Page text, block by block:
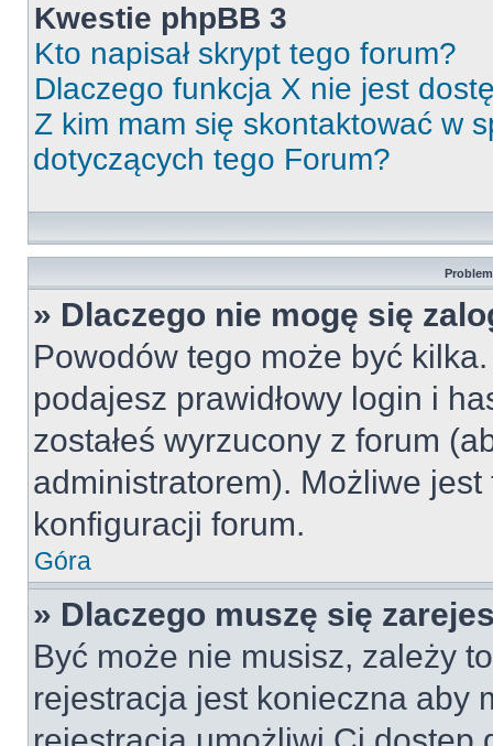
Kwestie phpBB 3
Kto napisał skrypt tego forum?
Dlaczego funkcja X nie jest
Z kim mam się skontaktować w
dotyczących tego Forum?
» Dlaczego nie mogę się
Powodów tego może być
podajesz prawidłowy login i
zostałeś wyrzucony z forum
administratorem). Możliwe
konfiguracji forum.
Góra
» Dlaczego muszę się
Być może nie musisz, zależy
rejestracja jest konieczna aby